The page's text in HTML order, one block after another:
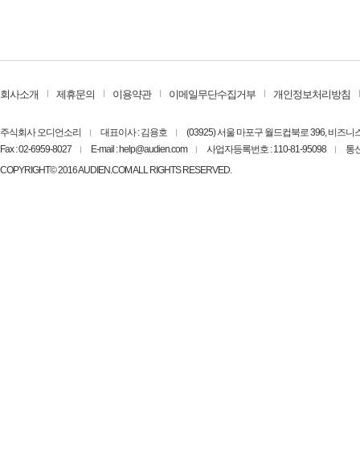
회사소개 제휴문의 이용약관 이메일무단수집거부 개인정보처리방침
주식회사 오디언소리 대표이사 : 김용호
(03925) 서울 마포구 월드컵북로 396, 비즈니
Fax : 02-6959-8027
E-mail : help@audien.com 사업자등록번호 : 110-81-95098
통
COPYRIGHT© 2016 AUDIEN.COM ALL RIGHTS RESERVED.